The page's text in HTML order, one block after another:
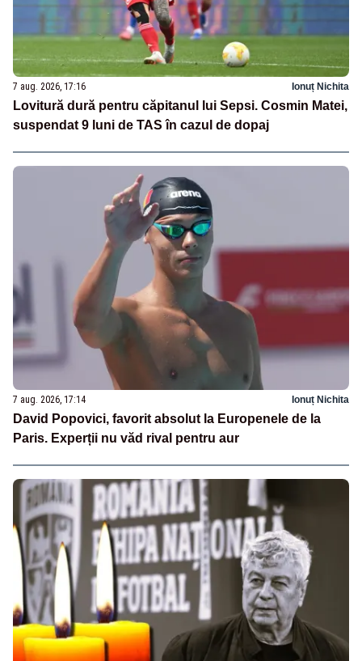
7 aug. 2026, 17:16 Ionuț Nichita
Lovitură dură pentru căpitanul lui Sepsi. Cosmin Matei,
suspendat 9 luni de TAS în cazul de dopaj
7 aug. 2026, 17:14 Ionuț Nichita
David Popovici, favorit absolut la Europenele de la
Paris. Experții nu văd rival pentru aur